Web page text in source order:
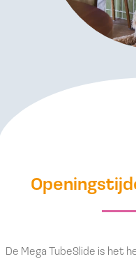
De Mega TubeSlide is het